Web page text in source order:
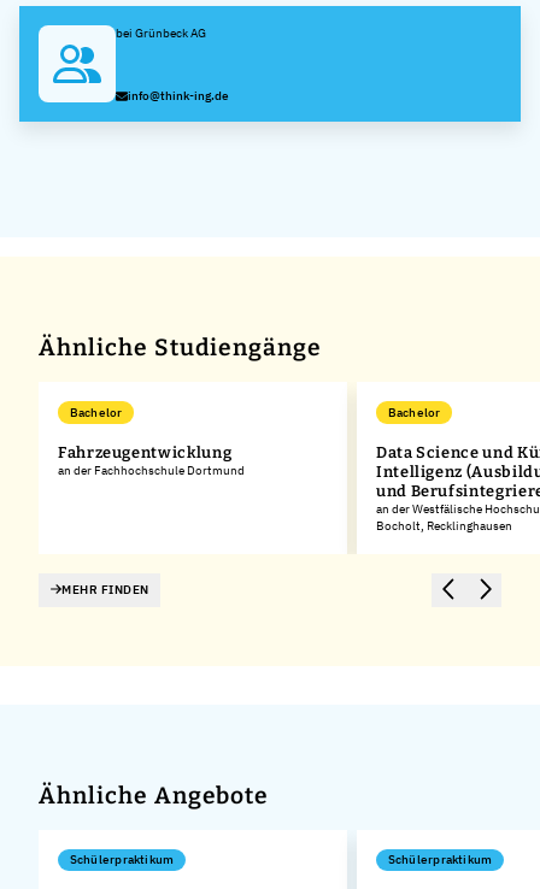
bei Grünbeck AG
info@think-ing.de
Ähnliche Studiengänge
Bachelor
Fahrzeugentwicklung
an der Fachhochschule Dortmund
Bachelor
Data Science und
Intelligenz
und
an der Westfälische
Bocholt, Recklinghausen
MEHR FINDEN
Ähnliche Angebote
Schülerpraktikum Schülerpraktikum